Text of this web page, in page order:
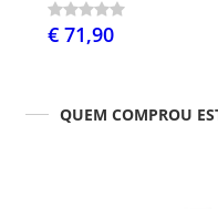
€ 71,90
QUEM COMPROU